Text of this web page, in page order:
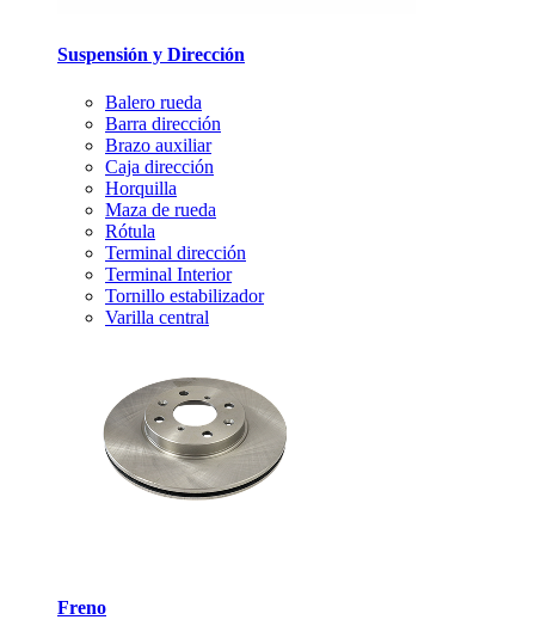
Suspensión y Dirección
Balero rueda
Barra dirección
Brazo auxiliar
Caja dirección
Horquilla
Maza de rueda
Rótula
Terminal dirección
Terminal Interior
Tornillo estabilizador
Varilla central
Freno